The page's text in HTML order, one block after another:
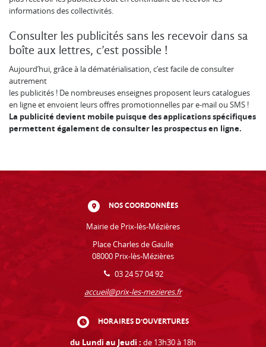
informations des collectivités.
Consulter les publicités sans les recevoir dans sa
boîte aux lettres, c’est possible !
Aujourd’hui, grâce à la dématérialisation, c’est facile de consulter
autrement
les publicités ! De nombreuses enseignes proposent leurs catalogues
en ligne et envoient leurs offres promotionnelles par e-mail ou SMS !
La publicité devient mobile puisque des applications spécifiques
permettent également de consulter les prospectus en ligne.
NOS COORDONNÉES
Mairie de Prix-lès-Mézières
Place Charles de Gaulle
08000 Prix-lès-Mézières
03 24 57 04 92
accueil@prix-les-mezieres.fr
HORAIRES D'OUVERTURES
du Lundi au Jeudi : de 13h30 à 18h